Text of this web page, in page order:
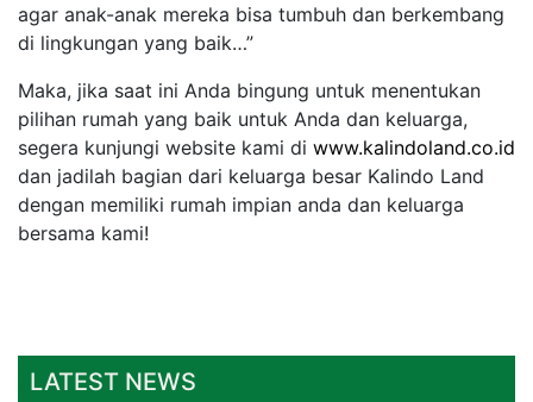
agar anak-anak mereka bisa tumbuh dan berkembang
di lingkungan yang baik…”
Maka, jika saat ini Anda bingung untuk menentukan
pilihan rumah yang baik untuk Anda dan keluarga,
segera kunjungi website kami di www.kalindoland.co.id
dan jadilah bagian dari keluarga besar Kalindo Land
dengan memiliki rumah impian anda dan keluarga
bersama kami!
LATEST NEWS